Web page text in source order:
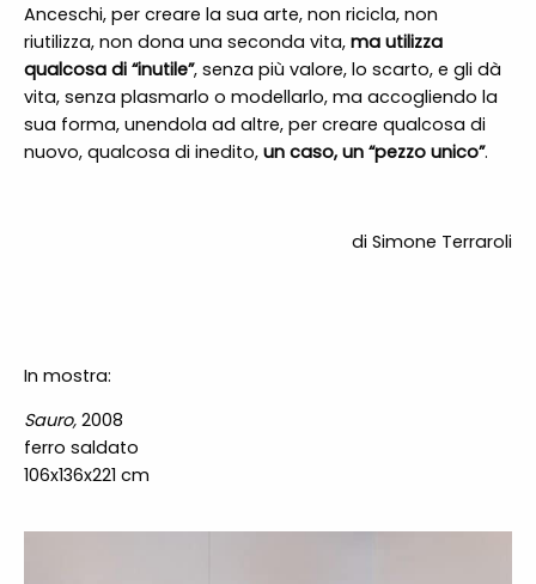
Anceschi, per creare la sua arte, non ricicla, non
riutilizza, non dona una seconda vita, ma utilizza
qualcosa di “inutile”, senza più valore, lo scarto, e gli dà
vita, senza plasmarlo o modellarlo, ma accogliendo la
sua forma, unendola ad altre, per creare qualcosa di
nuovo, qualcosa di inedito, un caso, un “pezzo unico”.
di Simone Terraroli
In mostra:
Sauro,2008
ferro saldato
106x136x221 cm